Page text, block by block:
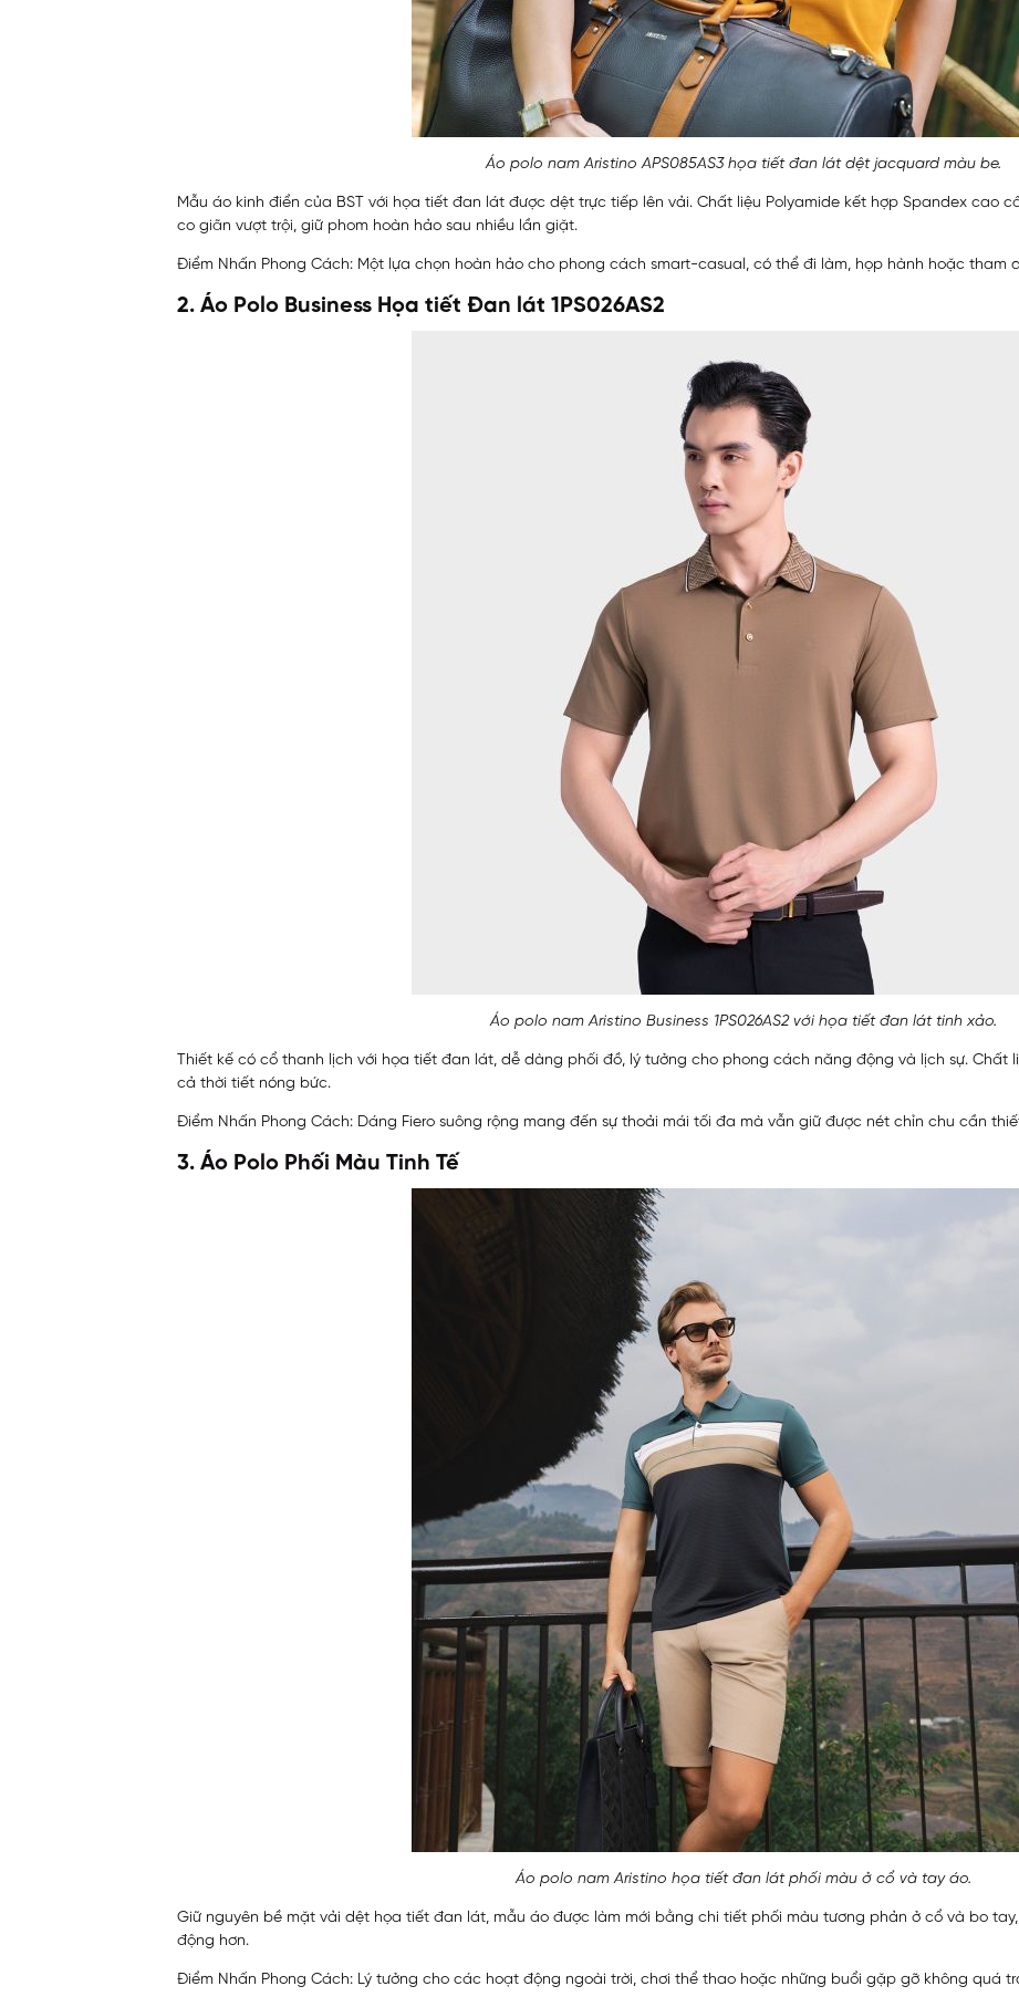
Áo polo nam Aristino APS085AS3 họa tiết đan lát dệt jacquard màu be.
Mẫu áo kinh điển của BST với họa tiết đan lát được dệt trực tiếp lên vải. Chất liệu Polyamide kết hợp Spandex cao
co giãn vượt trội, giữ phom hoàn hảo sau nhiều lần giặt.
Điểm Nhấn Phong Cách: Một lựa chọn hoàn hảo cho phong cách smart-casual, có thể đi làm, họp hành hoặc tham
2. Áo Polo Business Họa tiết Đan lát 1PS026AS2
Áo polo nam Aristino Business 1PS026AS2 với họa tiết đan lát tinh xảo.
Thiết kế có cổ thanh lịch với họa tiết đan lát, dễ dàng phối đồ, lý tưởng cho phong cách năng động và lịch sự. Chất
cả thời tiết nóng bức.
Điểm Nhấn Phong Cách: Dáng Fiero suông rộng mang đến sự thoải mái tối đa mà vẫn giữ được nét chỉn chu cần
3. Áo Polo Phối Màu Tinh Tế
Áo polo nam Aristino họa tiết đan lát phối màu ở cổ và tay áo.
Giữ nguyên bề mặt vải dệt họa tiết đan lát, mẫu áo được làm mới bằng chi tiết phối màu tương phản ở cổ và bo
động hơn.
Điểm Nhấn Phong Cách: Lý tưởng cho các hoạt động ngoài trời, chơi thể thao hoặc những buổi gặp gỡ không quá